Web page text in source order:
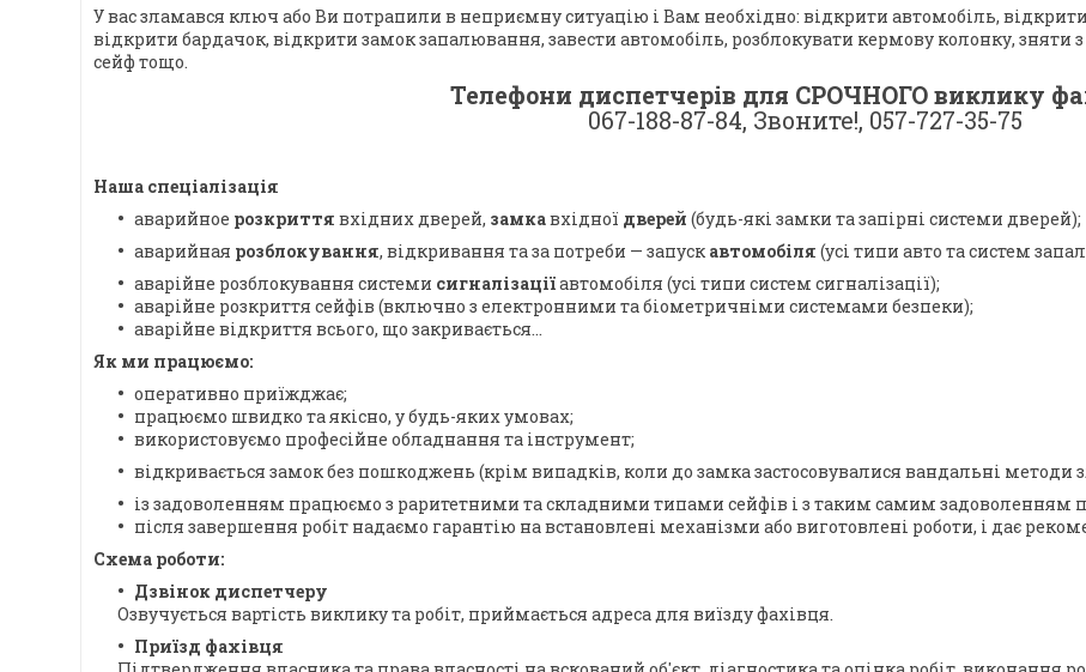
У вас зламався ключ або Ви потрапили в неприємну ситуацію і Вам необхідно: відкрити автомобіль,
відкрити бардачок, відкрити замок запалювання, завести автомобіль, розблокувати кермову колонку, зняти
сейф тощо.
Телефони диспетчерів для СРОЧНОГО виклику
067-188-87-84, Звоните!, 057-727-35-75
Наша спеціалізація
аварийное розкриття вхідних дверей, замкавхідної дверей (будь-які замки та запірні системи дверей);
аварийная розблокування, відкривання та за потреби — запуск автомобіля (усі типи авто та систем
аварійне розблокування системи сигналізаціїавтомобіля (усі типи систем сигналізації);
аварійне розкриття сейфів (включно з електронними та біометричніми системами безпеки);
аварійне відкриття всього, що закривається...
Як ми працюємо:
оперативно приїжджає;
працюємо швидко та якісно, у будь-яких умовах;
використовуємо професійне обладнання та інструмент;
відкривається замок без пошкоджень (крім випадків, коли до замка застосовувалися вандальні методи
із задоволенням працюємо з раритетними та складними типами сейфів і з таким самим задоволенням
після завершення робіт надаємо гарантію на встановлені механізми або виготовлені роботи, і дає
Схема роботи:
Дзвінок диспетчеру
Озвучується вартість виклику та робіт, приймається адреса для виїзду фахівця.
Приїзд фахівця